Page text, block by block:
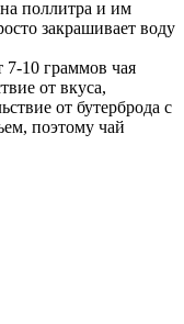
поллитра и им
закрашивает воду
10 граммов чая
от вкуса,
от бутерброда с
поэтому чай